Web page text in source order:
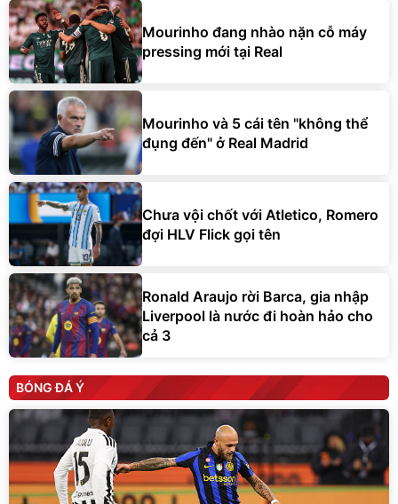
Mourinho đang nhào nặn cỗ máy
pressing mới tại Real
Mourinho và 5 cái tên "không thể
đụng đến" ở Real Madrid
Chưa vội chốt với Atletico, Romero
đợi HLV Flick gọi tên
Ronald Araujo rời Barca, gia nhập
Liverpool là nước đi hoàn hảo cho
cả 3
BÓNG ĐÁ Ý